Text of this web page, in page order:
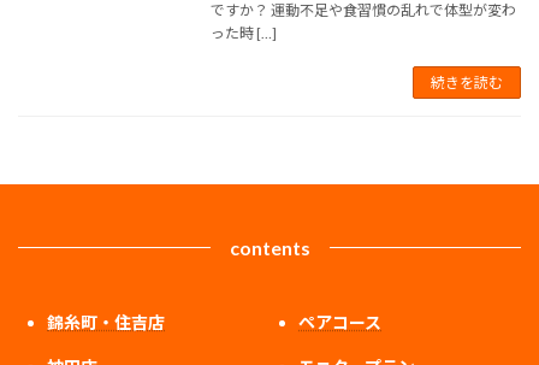
ですか？ 運動不足や食習慣の乱れで体型が変わ
った時 […]
続きを読む
contents
錦糸町・住吉店 ペアコース